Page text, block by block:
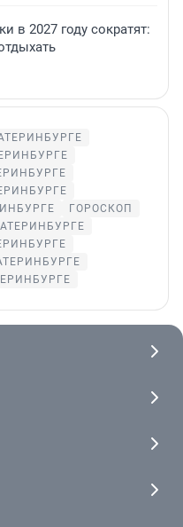
в 2027 году сократят:
ГОРОСКОП